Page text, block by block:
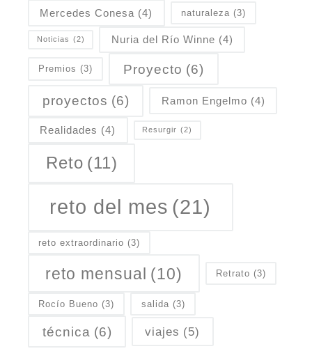
Mercedes Conesa (4) naturaleza (3)
Noticias (2) Nuria del Río Winne (4)
Premios (3) Proyecto (6)
proyectos (6) Ramon Engelmo (4)
Realidades (4) Resurgir (2)
Reto (11)
reto del mes (21)
reto extraordinario (3)
reto mensual (10) Retrato (3)
Rocío Bueno (3) salida (3)
técnica (6) viajes (5)